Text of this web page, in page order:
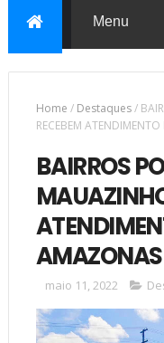
Home / Destaques/
RECEBEM
BAIRROS
AMAZONAS
maio 11, 2022